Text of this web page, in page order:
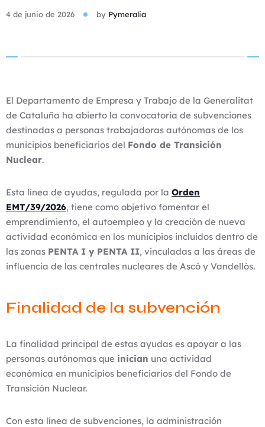
4 de junio de 2026 by Pymeralia
El Departamento de Empresa y Trabajo de la Generalitat
de Cataluña ha abierto la convocatoria de subvenciones
destinadas a personas trabajadoras autónomas de los
municipios beneficiarios del Fondo de Transición
Nuclear.
Esta línea de ayudas, regulada por la Orden
EMT/39/2026, tiene como objetivo fomentar el
emprendimiento, el autoempleo y la creación de nueva
actividad económica en los municipios incluidos dentro de
las zonas PENTA I y PENTA II, vinculadas a las áreas de
influencia de las centrales nucleares de Ascó y Vandellòs.
Finalidad de la subvención
La finalidad principal de estas ayudas es apoyar a las
personas autónomas que inician una actividad
económica en municipios beneficiarios del Fondo de
Transición Nuclear.
Con esta línea de subvenciones, la administración